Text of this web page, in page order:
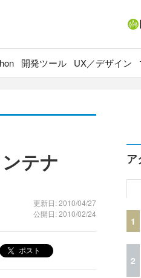
開発ツール UX／デザイン
テナ
更新日: 2010/04/27
公開日: 2010/02/24
ポスト
ア
1
2